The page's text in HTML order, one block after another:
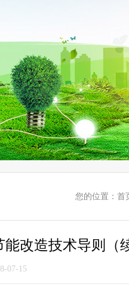
您的位置： 首
改造技术导则（
07-15